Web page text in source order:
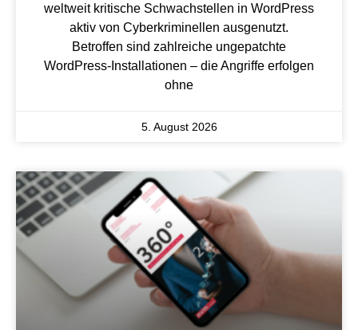
weltweit kritische Schwachstellen in WordPress
aktiv von Cyberkriminellen ausgenutzt.
Betroffen sind zahlreiche ungepatchte
WordPress-Installationen – die Angriffe erfolgen
ohne
5. August 2026